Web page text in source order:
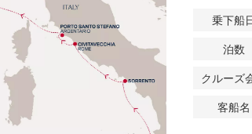
乗下船
泊数
クルーズ
客船名